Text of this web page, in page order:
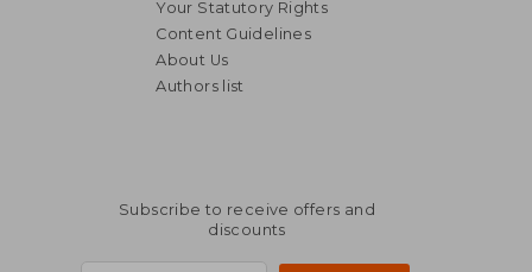
Your Statutory Rights
Content Guidelines
About Us
Authors list
Subscribe to receive offers and
discounts